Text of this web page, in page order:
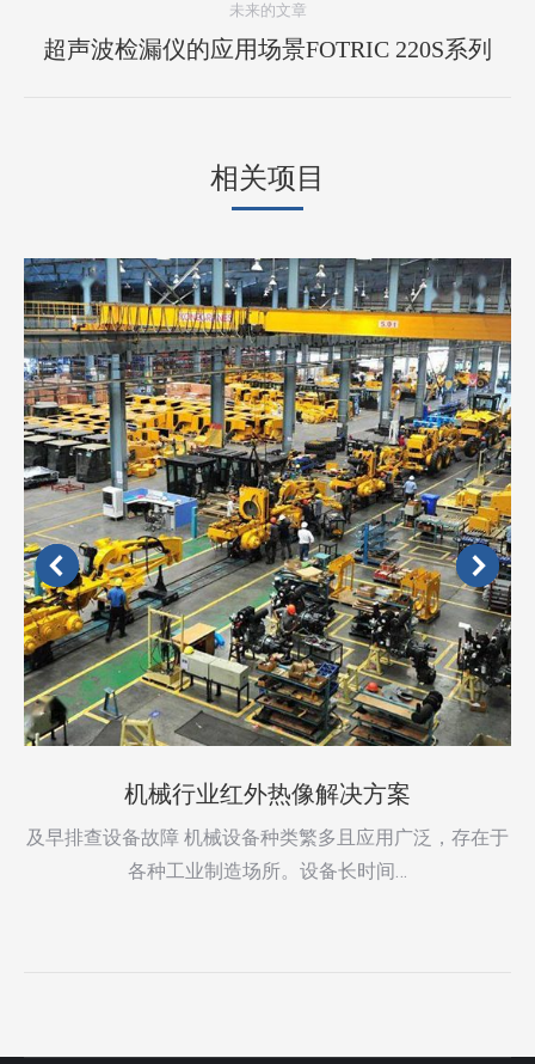
目：
未来的文章
下
目：
超声波检漏仪的应用场景FOTRIC 220S系列
相关项目
机械行业红外热像解决方案
及早排查设备故障 机械设备种类繁多且应用广泛，存在于
各种工业制造场所。设备长时间…